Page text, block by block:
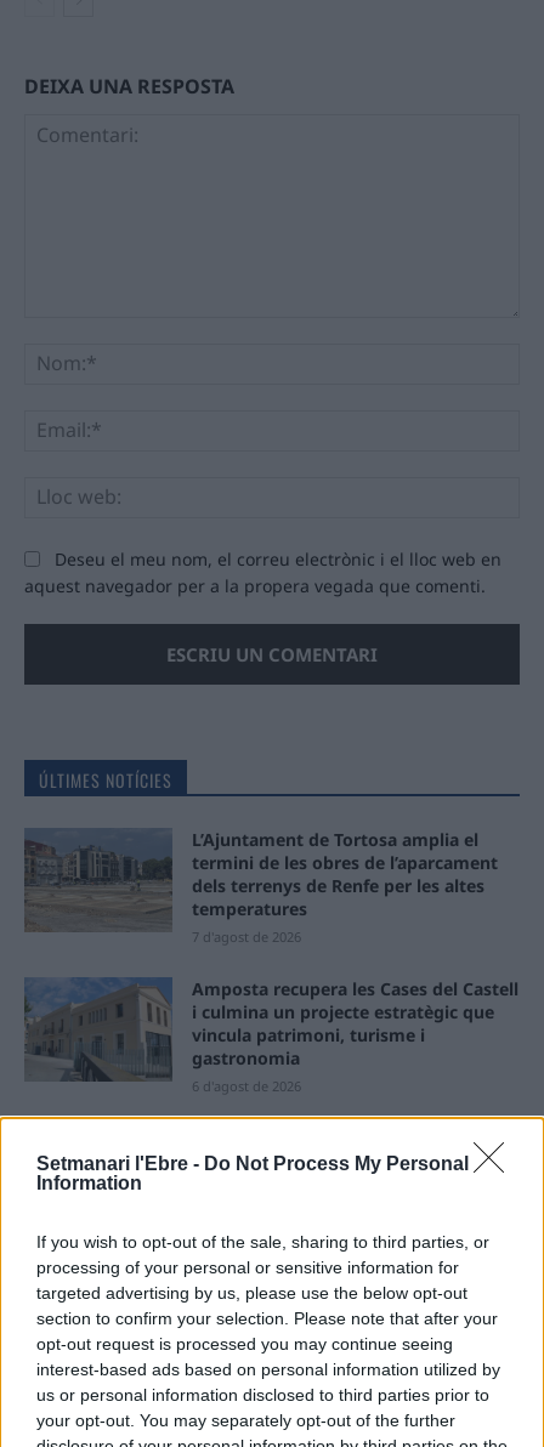
Setmanari l'Ebre - Do Not Process My Personal
Information
If you wish to opt-out of the sale, sharing to third parties, or
processing of your personal or sensitive information for
targeted advertising by us, please use the below opt-out
section to confirm your selection. Please note that after your
opt-out request is processed you may continue seeing
interest-based ads based on personal information utilized by
us or personal information disclosed to third parties prior to
your opt-out. You may separately opt-out of the further
DEIXA UNA RESPOSTA
Deseu el meu nom, el correu electrònic i el lloc web en
aquest navegador per a la propera vegada que comenti.
ÚLTIMES NOTÍCIES
L’Ajuntament de Tortosa amplia el
termini de les obres de l’aparcament
dels terrenys de Renfe per les altes
temperatures
7 d'agost de 2026
Amposta recupera les Cases del Castell
i culmina un projecte estratègic que
vincula patrimoni, turisme i
gastronomia
6 d'agost de 2026
Els vestits de paper guanyen força
enguany amb més modistes i gairebé
“L’eclipsi serà una oportunitat també
per a gaudir de les Festes Majors
d’Amposta”
31 de juliol de 2026
Carrega més